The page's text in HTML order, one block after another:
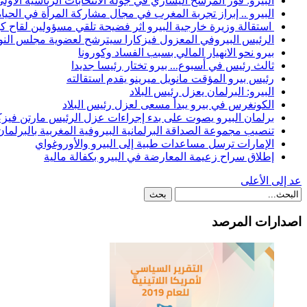
البيرو .. إبراز تجربة المغرب في مجال مشاركة المرأة في
استقالة وزيرة خارجية البيرو اثر فضيحة تلقي مسؤولين لقاح
الرئيس البيروفي المعزول فيزكارا سيترشح لعضوية مجلس
بيرو نحو الانهيار المالي بسبب الفساد وكورونا
ثالث رئيس في أسبوع... بيرو تختار رئيسا جديدا
رئيس بيرو المؤقت مانويل ميرينو يقدم استقالته
البيرو: البرلمان يعزل رئيس البلاد
الكونغرس في بيرو يبدأ مسعى لعزل رئيس البلاد
برلمان البيرو يصوت على بدء إجراءات عزل الرئيس مارتن
تنصيب مجموعة الصداقة البرلمانية البيروفية المغربية
الإمارات ترسل مساعدات طبية إلى البيرو والأوروغواي
إطلاق سراح زعيمة المعارضة في البيرو بكفالة مالية
عد إلى الأعلى
اصدارات المرصد